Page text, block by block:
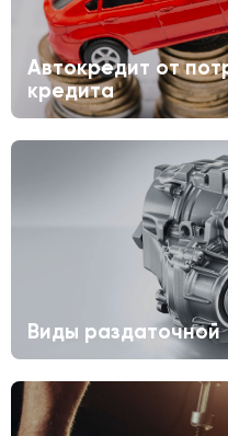
Автокредит от
кредита
Виды раздаточной